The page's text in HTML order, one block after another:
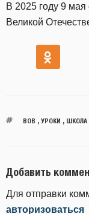
В 2025 году 9
Великой
ВОВ , УРОКИ , ШКОЛА
Добавить
Для отправки
авторизоваться